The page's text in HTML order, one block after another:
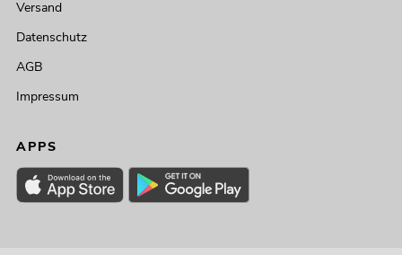
Versand
Datenschutz
AGB
Impressum
APPS